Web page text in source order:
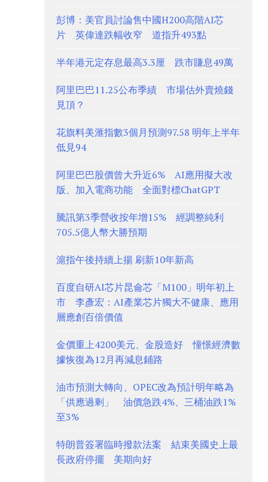
彭博：美官員討論售中國H200高階AI芯
片 英偉達跌幅收窄 道指升493點
半年港元定存息最高3.3厘 跌市賺息49萬
阿里巴巴11.25公布季績 市場估外賣燒錢
見頂？
花旗料美滙指數3個月預測97.58 明年上半年
低見94
阿里巴巴股價曾大升近6% AI應用擬大改
版、加入電商功能 全面對標ChatGPT
騰訊第3季營收按年增15% 經調整純利
705.5億人幣大勝預期
滬指午後持續上揚 刷新10年新高
百度自研AI芯片昆侖芯「M100」明年初上
市 李彥宏：AI產業芯片獨大不健康、應用
層應創百倍價值
金價重上4200美元、金股造好 憧憬經濟數
據恢復為12月再減息鋪路
油市預測大轉向、OPEC改為預計明年略為
「供應過剩」 油價急跌4%、三桶油跌1%
至3%
特朗普簽署臨時撥款法案 結束美國史上最
長政府停擺 美期向好